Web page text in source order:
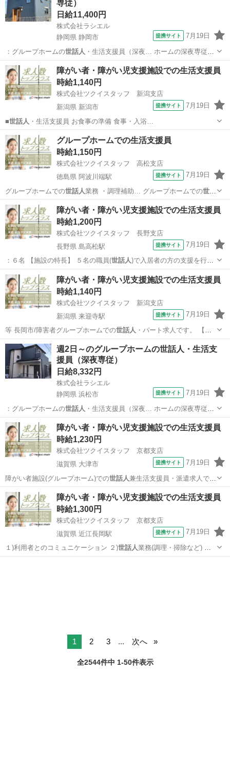
専従）
日給11,400円
株式会社ラシエル
静岡県 静岡市
提携サイト 7月19日
：グループホームの世話人 ・生活支援員（深夜… ホームの深夜専従の
世話人・生活支援員◇無資… ： ＼＼深夜専従の世話人さん・生活支援
員さ… 務の内容 入社時：世話人・生活支援員業務 …
静岡 静岡市 その他
障がい者・障がい児支援施設での生活支援員
時給1,140円
株式会社ツクイスタッフ 新潟支店
新潟県 新潟市
提携サイト 7月19日
■世話人 ・生活支援員 お食事の準備 食事・入浴…
新潟 新潟市 その他
グループホームでの生活支援員
時給1,150円
株式会社ツクイスタッフ 高松支店
徳島県 阿波川端駅
提携サイト 7月19日
グループホームでの世話人 業務 ・調理補助… グループホームでの世話
人・派遣求人です。 …
徳島 板野郡 阿波川端駅 その他
障がい者・障がい児支援施設での生活支援員
時給1,200円
株式会社ツクイスタッフ 長野支店
長野県 島高松駅
提携サイト 7月19日
：６名 【施設の特長】 ５名の職員(世話人)で入居者の方の支援を行っ
ています。 …
長野 松本市 島高松駅 その他
障がい者・障がい児支援施設での生活支援員
時給1,140円
株式会社ツクイスタッフ 新潟支店
新潟県 来迎寺駅
提携サイト 7月19日
等 長岡市/障害者グループホームでの世話人 ・パート求人です。 【お
すすめポイン…
新潟 長岡市 来迎寺駅 その他
週2日～のグループホームの世話人・生活支
援員（深夜専従）
日給8,332円
株式会社ラシエル
静岡県 浜松市
提携サイト 7月19日
：グループホームの世話人 ・生活支援員（深夜… ホームの深夜専従の
世話人・生活支援員◇無資… ： ＼＼深夜専従の世話人さん・生活支援
員さ… 務の内容 入社時：世話人・生活支援員業務 …
静岡 浜松市 その他
障がい者・障がい児支援施設での生活支援員
時給1,230円
株式会社ツクイスタッフ 京都支店
滋賀県 大津市
提携サイト 7月19日
障がい者施設(グループホーム)での世話人兼生活支援員・派遣求人で
す。 男性利用…
滋賀 大津市 その他
障がい者・障がい児支援施設での生活支援員
時給1,300円
株式会社ツクイスタッフ 京都支店
滋賀県 近江長岡駅
提携サイト 7月19日
１)利用者とのコミュニケーション ２)世話人業務(調理・掃除など) ３)
健康管理・…
1 2 3 ... 次へ
全2544件中 1-50件表示